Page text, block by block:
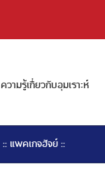
ความรู้เกี่ยวกับอุมเราะห์
:: แพคเกจฮัจย์ ::